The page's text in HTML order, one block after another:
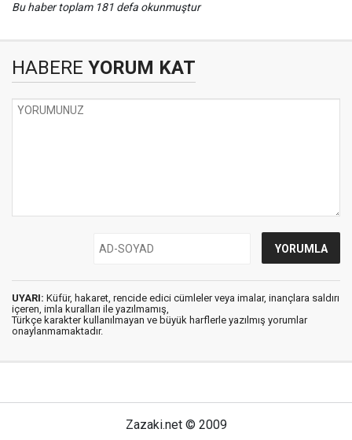
Bu haber toplam 181 defa okunmuştur
HABERE YORUM KAT
UYARI: Küfür, hakaret, rencide edici cümleler veya imalar, inançlara saldırı
içeren, imla kuralları ile yazılmamış,
Türkçe karakter kullanılmayan ve büyük harflerle yazılmış yorumlar
onaylanmamaktadır.
Zazaki.net © 2009